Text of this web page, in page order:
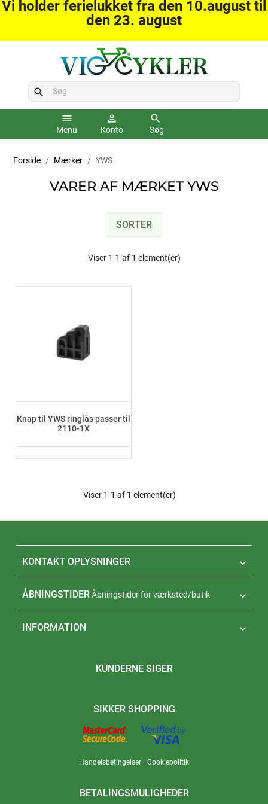
Vi holder ferielukket fra den 10.august til
den 23. august
search
menu
Menu
person_outline
Konto
search
Søg
Forside Mærker YWS
VARER AF MÆRKET YWS
SORTER
Viser 1-1 af 1 element(er)
Knap til YWS ringlås passer til
2110-1X
Viser 1-1 af 1 element(er)
KONTAKT OPLYSNINGER 
ÅBNINGSTIDER 
Åbningstider for værksted/butik
INFORMATION 
KUNDERNE SIGER
SIKKER SHOPPING
Handelsbetingelser - Cookiepolitik
BETALINGSMULIGHEDER